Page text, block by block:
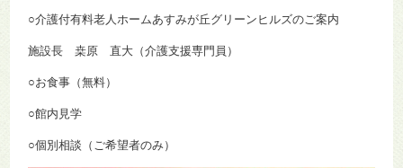
○介護付有料老人ホームあすみが丘グリーンヒルズのご案内
施設長 桒原 直大（介護支援専門員）
○お食事（無料）
○館内見学
○個別相談（ご希望者のみ）